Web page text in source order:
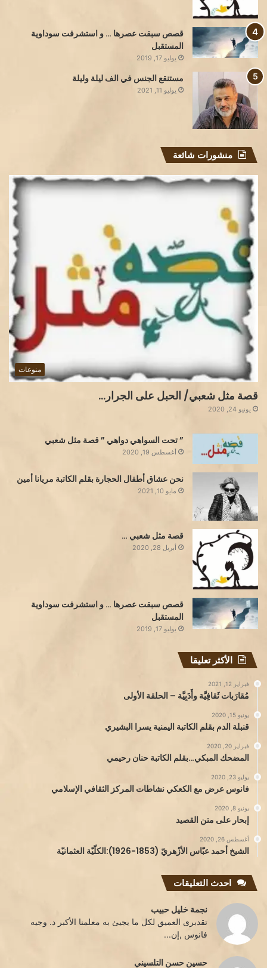
قصص سبقت عصرها … و استشرفت سوداوية
المستقبل
يوليو 17, 2019
مستنقع الجنس في الف ليلة وليلة
يوليو 11, 2021
منشورات شائعة
منوعات
قصة مثل شعبي/ الحبل على الجرار…
يونيو 24, 2020
” تحت السواهي دواهي ” قصة مثل شعبي
أغسطس 19, 2020
نحن عشاق أطفال الحجارة بقلم الكاتبة مريانا أمين
مايو 10, 2021
قصة مثل شعبي …
أبريل 28, 2020
قصص سبقت عصرها … و استشرفت سوداوية
المستقبل
يوليو 17, 2019
الأكثر تعليقا
فبراير 12, 2021
مُقارَبات ثَقافِيَّة وأَدَبِيَّة – الحلقة الأولى
يونيو 15, 2020
قنبلة الدم بقلم الكاتبة اليمنية يسرا البشيري
فبراير 20, 2020
المضحك المبكي…بقلم الكاتبة حنان رحيمي
يوليو 23, 2020
فانوس عرض مع الكعكي نشاطات المركز الثقافي الإسلامي
يونيو 8, 2020
إبحار على متن القصيد
أغسطس 26, 2020
الشيخ أحمد عبّاس الأزْهريّ (1853-1926):الكلّيّة العثمانيّة
احدث التعليقات
نجمة خليل حبيب
تقدبرى العميق لكل ما يجيئ به معلمنا الأكبر د. وجيه
فانوس ,إن...
حسين حسن التلسيني